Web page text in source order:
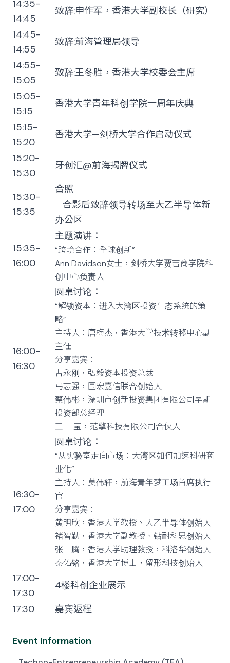
14:35-
14:45
致辞:申作军，香港大学副校长（研究）
14:45-
14:55
致辞:前海管理局领导
14:55-
15:05
致辞:王冬胜，香港大学校委会主席
15:05-
15:15
香港大学青年科创学院一周年庆典
15:15-
15:20
香港大学—剑桥大学合作启动仪式
15:20-
15:30
牙创汇@前海揭牌仪式
15:30-
15:35
合照
合影后致辞领导转场至大乙半导体新
办公区
15:35-
16:00
主题演讲：
“跨境合作：全球创新”
Ann Davidson女士，剑桥大学贾吉商学院科
创中心负责人
16:00-
16:30
圆桌讨论 ：
“解锁资本：进入大湾区投资生态系统的策
略”
主持人：唐梅杰，香港大学技术转移中心副
主任
分享嘉宾：
曹永刚，弘毅资本投资总裁
马志强，国宏嘉信联合创始人
蔡伟彬，深圳市创新投资集团有限公司早期
投资部总经理
王 莹，范擎科技有限公司合伙人
16:30-
17:00
圆桌讨论 ：
“从实验室走向市场：大湾区如何加速科研商
业化”
主持人：莫伟轩，前海青年梦工场首席执行
官
分享嘉宾：
黄明欣，香港大学教授、大乙半导体创始人
褚智勤，香港大学副教授、钻耐科思创始人
张
腾，香港大学助理教授 ， 科洛华创始人
秦佑铭，香港大学博士，留形科技创始人
17:00-
17:30
4楼科创企业展示
17:30
嘉宾返程
Event Information